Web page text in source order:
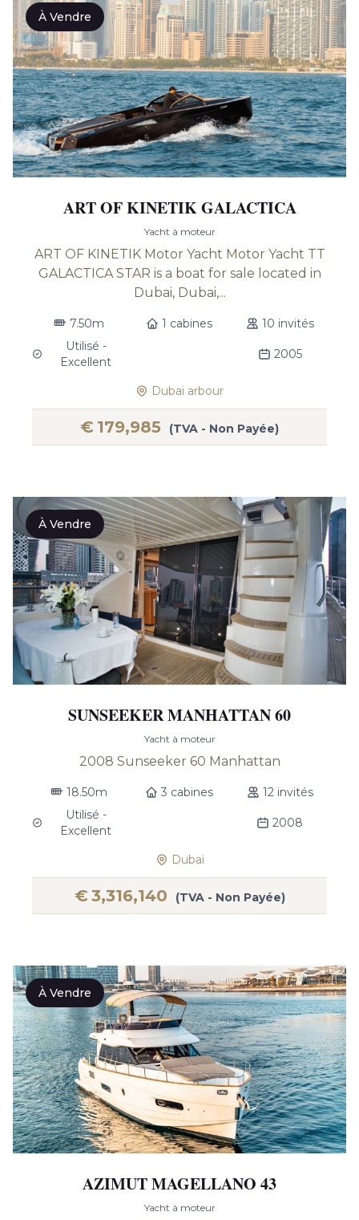
À Vendre
ART OF KINETIK GALACTICA
Yacht à moteur
ART OF KINETIK Motor Yacht Motor Yacht TT
GALACTICA STAR is a boat for sale located in
Dubai, Dubai,...
7.50m 1 cabines
10 invités
Utilisé -
Excellent
2005
Dubai arbour
€ 179,985 (TVA - Non Payée)
À Vendre
SUNSEEKER MANHATTAN 60
Yacht à moteur
2008 Sunseeker 60 Manhattan
18.50m 3 cabines
12 invités
Utilisé -
Excellent
2008
Dubai
€3,316,140 (TVA - Non Payée)
À Vendre
AZIMUT MAGELLANO 43
Yacht à moteur